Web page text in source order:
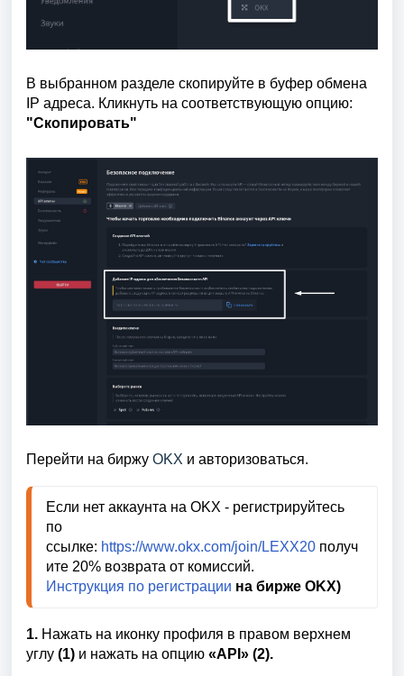
В выбранном разделе скопируйте в буфер обмена
IP адреса. Кликнуть на соответствующую опцию:
"Скопировать"
Перейти на биржу OKX и авторизоваться.
Если нет аккаунта на OKX - регистрируйтесь
по
ссылке: https://www.okx.com/join/LEXX20 получ
ите 20% возврата от комиссий.
Инструкция по регистрации на бирже OKX)
1. Нажать на иконку профиля в правом верхнем
углу (1) и нажать на опцию «API» (2).